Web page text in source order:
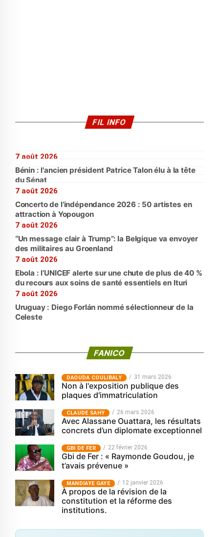
FIL INFO
7 août 2026
Bénin : l'ancien président Patrice Talon élu à la tête
du Sénat
7 août 2026
Concerto de l’indépendance 2026 : 50 artistes en
attraction à Yopougon
7 août 2026
“Un message clair à Trump”: la Belgique va envoyer
des militaires au Groenland
7 août 2026
Ebola : l’UNICEF alerte sur une chute de plus de 40 %
du recours aux soins de santé essentiels en Ituri
7 août 2026
Uruguay : Diego Forlán nommé sélectionneur de la
Celeste
FANICO
‎DAOUDA COULIBALY 31 mars 2026
Non à l'exposition publique des
plaques d'immatriculation
CLAUDE SAHY 26 mars 2026
Avec Alassane Ouattara, les résultats
concrets d’un diplomate exceptionnel
GBI DE FER 22 février 2026
Gbi de Fer : « Raymonde Goudou, je
t’avais prévenue »
MANDIAYE GAYE 12 janvier 2026
À propos de la révision de la
constitution et la réforme des
institutions.